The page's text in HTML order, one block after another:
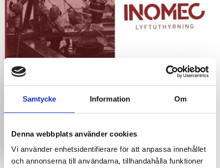
Samtycke Information Om
Denna webbplats använder cookies
Vi använder enhetsidentifierare för att anpassa innehållet
och annonserna till användarna, tillhandahålla funktioner